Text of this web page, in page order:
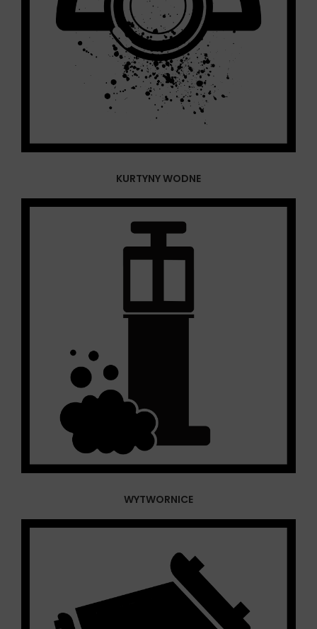
KURTYNY WODNE
WYTWORNICE